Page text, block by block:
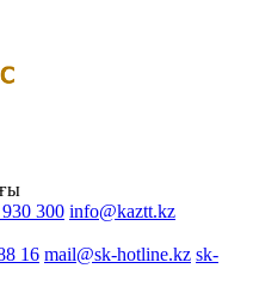
300 info@kaztt.kz
16 mail@sk-hotline.kz sk-